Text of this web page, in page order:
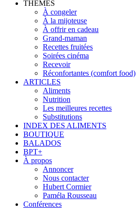
THÈMES
À congeler
À la mijoteuse
À offrir en cadeau
Grand-maman
Recettes fruitées
Soirées cinéma
Recevoir
Réconfortantes (comfort food)
ARTICLES
Aliments
Nutrition
Les meilleures recettes
Substitutions
INDEX DES ALIMENTS
BOUTIQUE
BALADOS
BPT+
À propos
Annoncer
Nous contacter
Hubert Cormier
Paméla Rousseau
Conférences